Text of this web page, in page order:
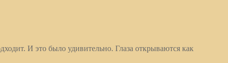
И это было удивительно. Глаза открываются как